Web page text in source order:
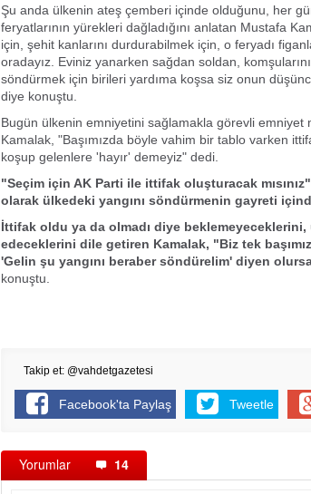
Şu anda ülkenin ateş çemberi içinde olduğunu, her
feryatlarının yürekleri dağladığını anlatan Mustafa
için, şehit kanlarını durdurabilmek için, o feryadı
oradayız. Eviniz yanarken sağdan soldan,
söndürmek için birileri yardıma koşsa siz onun
diye konuştu.
Bugün ülkenin emniyetini sağlamakla görevli emniyet
Kamalak, "Başımızda böyle vahim bir tablo varken
koşup gelenlere 'hayır' demeyiz" dedi.
"Seçim için AK Parti ile ittifak oluşturacak
olarak ülkedeki yangını söndürmenin gayreti
İttifak oldu ya da olmadı diye
edeceklerini dile getiren Kamalak, "Biz tek
'Gelin şu yangını beraber söndürelim' diyen
konuştu.
Takip et: @vahdetgazetesi
Facebook'ta Paylaş Tweetle
Yorumlar 14